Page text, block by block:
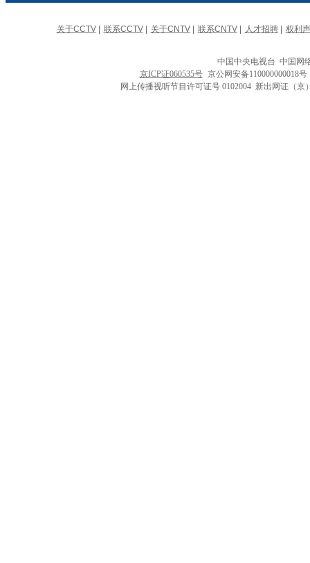
关于CCTV | 联系CCTV | 关于CNTV | 联系CNTV | 人才招聘 | 权利
中国中央电视台 中国网
京ICP证060535号 京公网安备110000000018
网上传播视听节目许可证号 0102004 新出网证（京